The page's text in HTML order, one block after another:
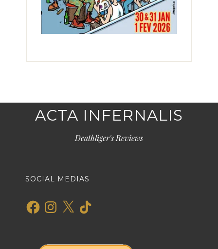
ACTA INFERNALIS
Deathliger's Reviews
SOCIAL MEDIAS
FacebookInstagram
X TikTok